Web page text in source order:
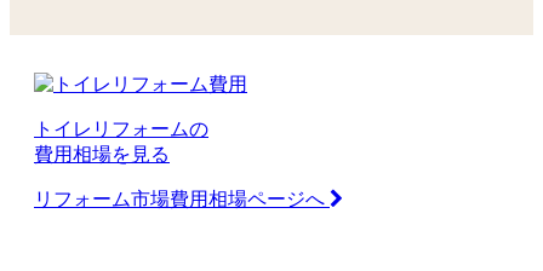
トイレリフォームの
費用相場を見る
リフォーム市場費用相場ページへ